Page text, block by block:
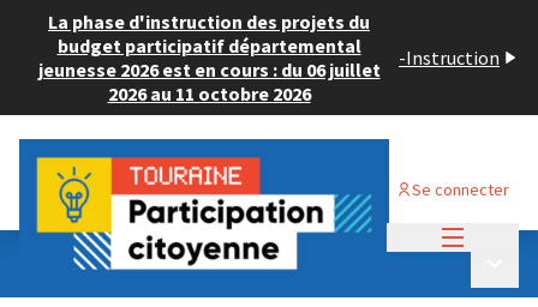
La phase d'instruction des projets du
budget participatif départemental
jeunesse 2026 est en cours : du 06 juillet
2026 au 11 octobre 2026
-Instruction
Se connecter
Budget Participatif ADULTE 2024
💡 Déposer un projet